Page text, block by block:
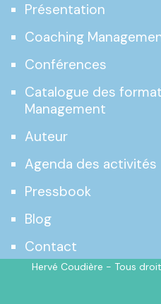
Présentation
Coaching
Conférences
Catalogue des
Management
Auteur
Agenda des activités
Pressbook
Blog
Contact
Hervé Coudière - Tous